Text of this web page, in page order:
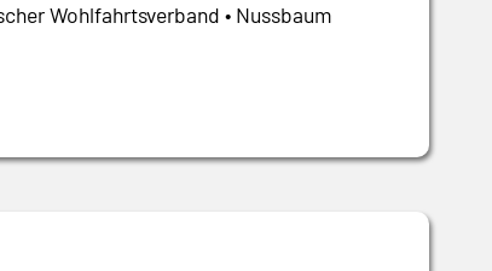
Wohlfahrtsverband • Nussbaum